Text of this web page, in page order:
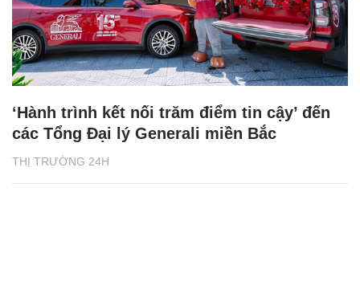
THỊ TRƯỜNG 24H
‘Hành trình kết nối trăm điểm tin cậy’ đến
các Tổng Đại lý Generali miền Bắc